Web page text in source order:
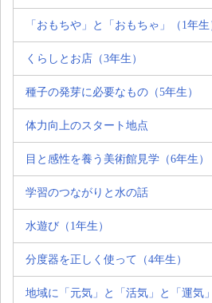
「おもちや」と「おもちゃ」（1年生
くらしとお店（3年生）
種子の発芽に必要なもの（5年生）
体力向上のスタート地点
目と感性を養う美術館見学（6年生）
学習のつながりと水の話
水遊び（1年生）
分度器を正しく使って（4年生）
地域に「元気」と「活気」と「運気